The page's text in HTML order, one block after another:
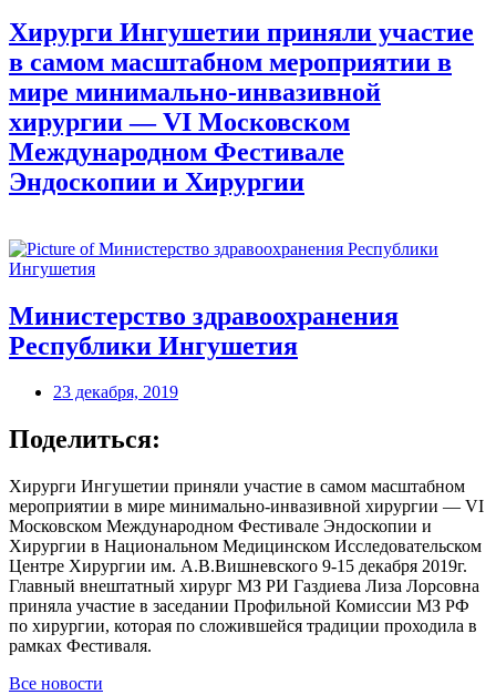
Хирурги Ингушетии приняли участие
в самом масштабном мероприятии в
мире минимально-инвазивной
хирургии — VI Московском
Международном Фестивале
Эндоскопии и Хирургии
Министерство здравоохранения
Республики Ингушетия
23 декабря, 2019
Поделиться:
Хирурги Ингушетии приняли участие в самом масштабном
мероприятии в мире минимально-инвазивной хирургии — VI
Московском Международном Фестивале Эндоскопии и
Хирургии в Национальном Медицинском Исследовательском
Центре Хирургии им. А.В.Вишневского 9-15 декабря 2019г.
Главный внештатный хирург МЗ РИ Газдиева Лиза Лорсовна
приняла участие в заседании Профильной Комиссии МЗ РФ
по хирургии, которая по сложившейся традиции проходила в
рамках Фестиваля.
Все новости